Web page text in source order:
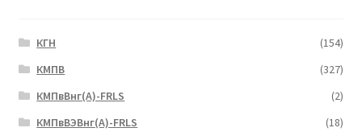
КГН
(154)
КМПВ
(327)
КМПвВнг(А)-FRLS
(2)
КМПвВЭВнг(А)-FRLS
(18)